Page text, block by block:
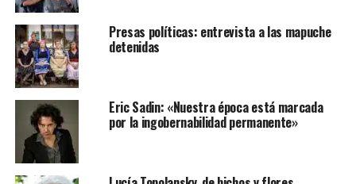
Presas políticas: entrevista a las mapuche
detenidas
Eric Sadin: «Nuestra época está marcada
por la ingobernabilidad permanente»